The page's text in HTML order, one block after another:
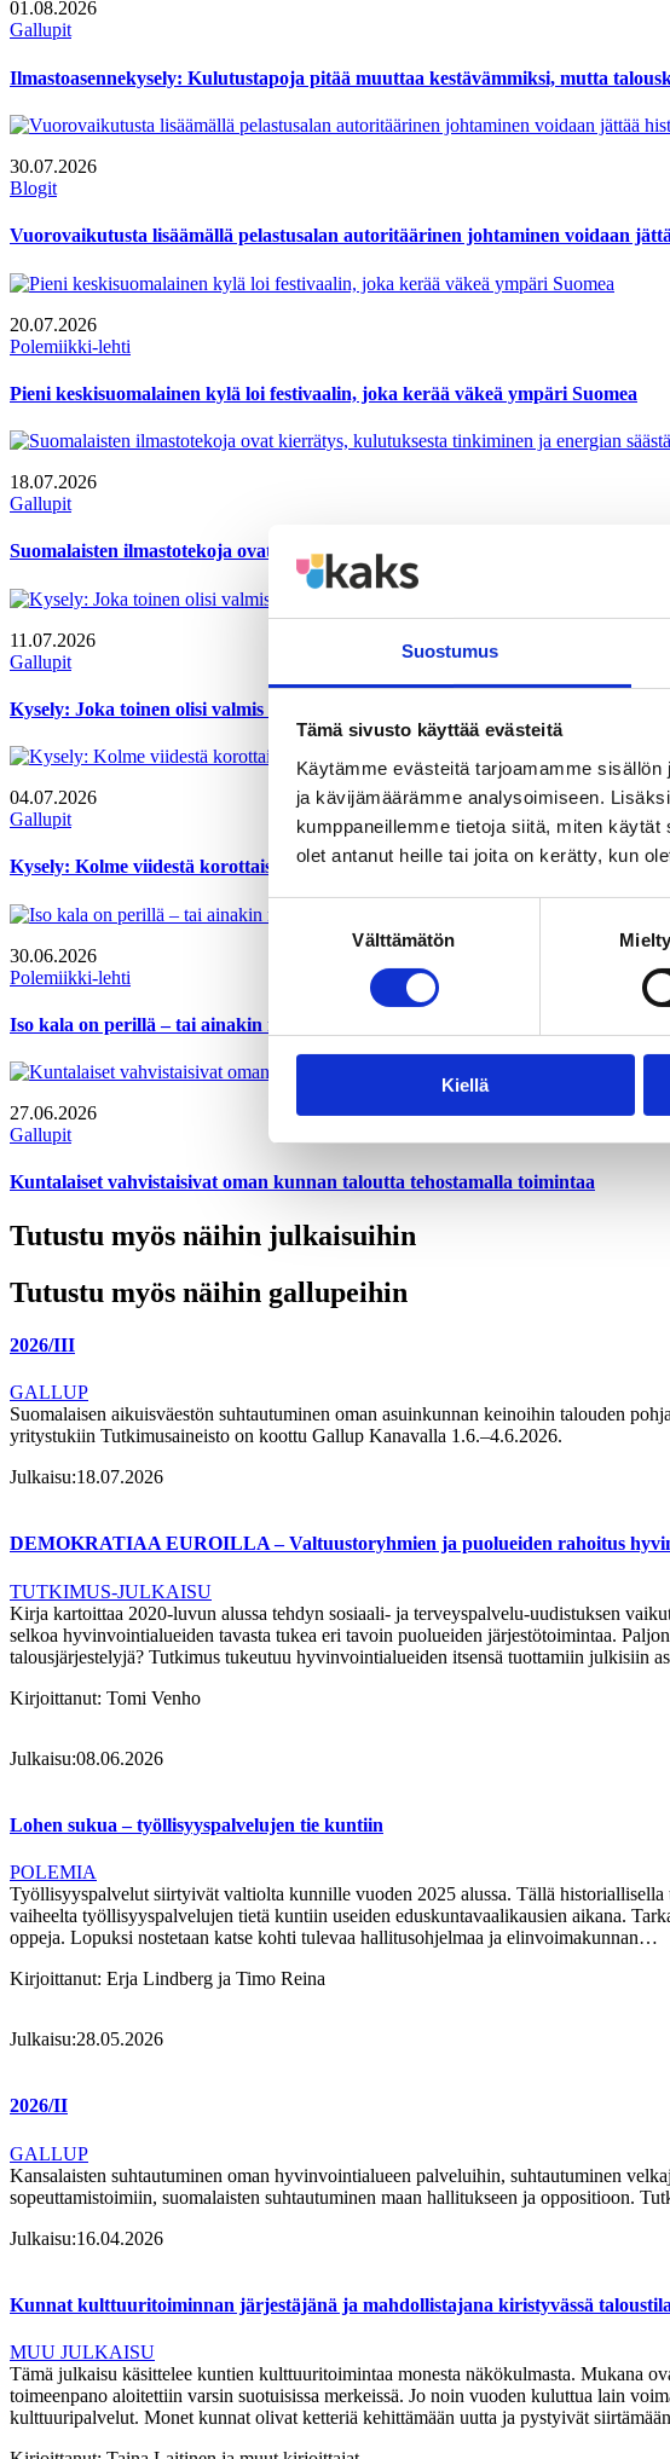
Suostumus
Tämä sivusto käyttää evästeitä
Käytämme evästeitä tarjoamamme
ja kävijämäärämme analysoimiseen.
kumppaneillemme tietoja siitä, miten
olet antanut heille tai joita on kerätty, kun
Suostumuksen
Välttämätön
Kiellä
01.08.2026
Gallupit
Ilmastoasennekysely: Kulutustapoja pitää muuttaa kestävämmiksi, mutta
30.07.2026
Blogit
Vuorovaikutusta lisäämällä pelastusalan autoritäärinen johtaminen voidaan
20.07.2026
Polemiikki-lehti
Pieni keskisuomalainen kylä loi festivaalin, joka kerää väkeä ympäri Suomea
18.07.2026
Gallupit
Suomalaisten ilmastotekoja ovat kierrätys, kulutuksesta tinkiminen ja energian
11.07.2026
Gallupit
Kysely: Joka toinen olisi valmis vähentämään yritystukien määrää
04.07.2026
Gallupit
Kysely: Kolme viidestä korottaisi alkoholi- ja tupakkaveroja
30.06.2026
Polemiikki-lehti
Iso kala on perillä – tai ainakin melkein
27.06.2026
Gallupit
Kuntalaiset vahvistaisivat oman kunnan taloutta tehostamalla toimintaa
Tutustu myös näihin julkaisuihin
Tutustu myös näihin gallupeihin
2026/III
GALLUP
Suomalaisen aikuisväestön suhtautuminen oman asuinkunnan keinoihin talouden
yritystukiin Tutkimusaineisto on koottu Gallup Kanavalla 1.6.–4.6.2026.
Julkaisu:18.07.2026
DEMOKRATIAA EUROILLA – Valtuustoryhmien ja puolueiden rahoitus
TUTKIMUS-JULKAISU
Kirja kartoittaa 2020-luvun alussa tehdyn sosiaali- ja terveyspalvelu-uudistuksen
selkoa hyvinvointialueiden tavasta tukea eri tavoin puolueiden järjestötoimintaa.
talousjärjestelyjä? Tutkimus tukeutuu hyvinvointialueiden itsensä tuottamiin julkisiin
Kirjoittanut: Tomi Venho
Julkaisu:08.06.2026
Lohen sukua – työllisyyspalvelujen tie kuntiin
POLEMIA
Työllisyyspalvelut siirtyivät valtiolta kunnille vuoden 2025 alussa. Tällä
vaiheelta työllisyyspalvelujen tietä kuntiin useiden eduskuntavaalikausien aikana.
oppeja. Lopuksi nostetaan katse kohti tulevaa hallitusohjelmaa ja elinvoimakunnan…
Kirjoittanut: Erja Lindberg ja Timo Reina
Julkaisu:28.05.2026
2026/II
GALLUP
Kansalaisten suhtautuminen oman hyvinvointialueen palveluihin, suhtautuminen
sopeuttamistoimiin, suomalaisten suhtautuminen maan hallitukseen ja oppositioon.
Julkaisu:16.04.2026
Kunnat kulttuuritoiminnan järjestäjänä ja mahdollistajana kiristyvässä
MUU JULKAISU
Tämä julkaisu käsittelee kuntien kulttuuritoimintaa monesta näkökulmasta. Mukana
toimeenpano aloitettiin varsin suotuisissa merkeissä. Jo noin vuoden kuluttua lain
kulttuuripalvelut. Monet kunnat olivat ketteriä kehittämään uutta ja pystyivät